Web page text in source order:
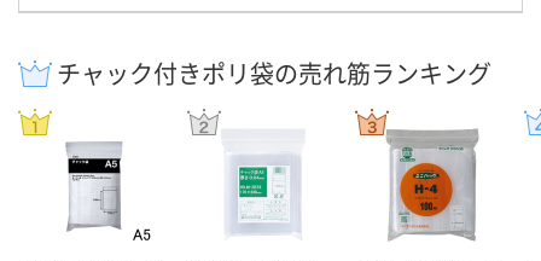
チャック付きポリ袋の売れ筋ランキング